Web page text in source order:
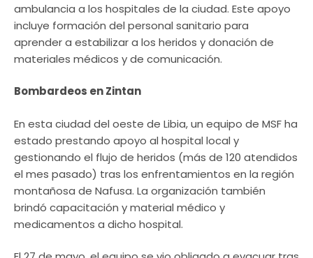
ambulancia a los hospitales de la ciudad. Este apoyo
incluye formación del personal sanitario para
aprender a estabilizar a los heridos y donación de
materiales médicos y de comunicación.
Bombardeos en Zintan
En esta ciudad del oeste de Libia, un equipo de MSF ha
estado prestando apoyo al hospital local y
gestionando el flujo de heridos (más de 120 atendidos
el mes pasado) tras los enfrentamientos en la región
montañosa de Nafusa. La organización también
brindó capacitación y material médico y
medicamentos a dicho hospital.